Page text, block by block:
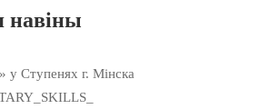
навіны
у Ступенях г. Мінска